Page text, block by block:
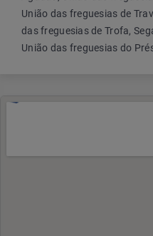
União das freguesias de
das freguesias de Trofa,
União das freguesias do